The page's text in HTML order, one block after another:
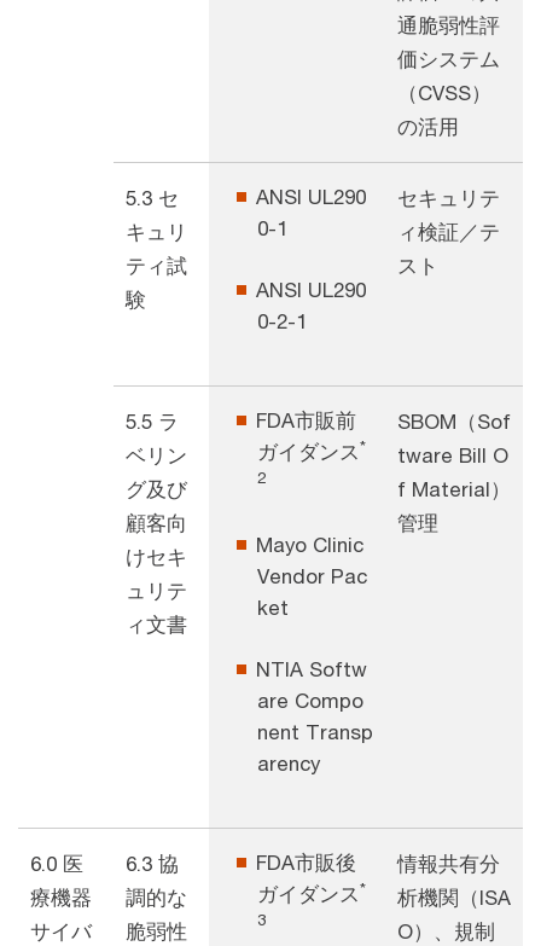
通脆弱性評
価システム
（CVSS）
の活用
5.3 セ
キュリ
ティ試
験
ANSI UL290
0-1
ANSI UL290
0-2-1
セキュリテ
ィ検証／テ
スト
5.5 ラ
ベリン
グ及び
顧客向
けセキ
ュリテ
ィ文書
FDA市販前
ガイダンス*
2
Mayo Clinic
Vendor Pac
ket
NTIA Softw
are Compo
nent Transp
arency
SBOM（Sof
tware Bill O
f Material）
管理
6.0 医
療機器
サイバ
6.3 協
調的な
脆弱性
FDA市販後
ガイダンス*
3
情報共有分
析機関（ISA
O）、規制